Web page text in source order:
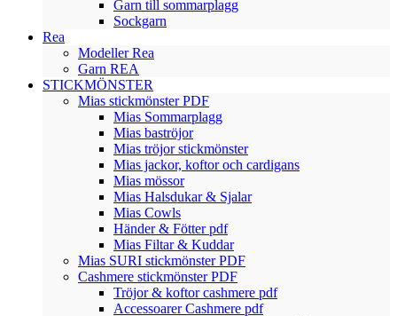
Garn till sommarplagg
Sockgarn
Rea
Modeller Rea
Garn REA
STICKMÖNSTER
Mias stickmönster PDF
Mias Sommarplagg
Mias baströjor
Mias tröjor stickmönster
Mias jackor, koftor och cardigans
Mias mössor
Mias Halsdukar & Sjalar
Mias Cowls
Händer & Fötter pdf
Mias Filtar & Kuddar
Mias SURI stickmönster PDF
Cashmere stickmönster PDF
Tröjor & koftor cashmere pdf
Accessoarer Cashmere pdf